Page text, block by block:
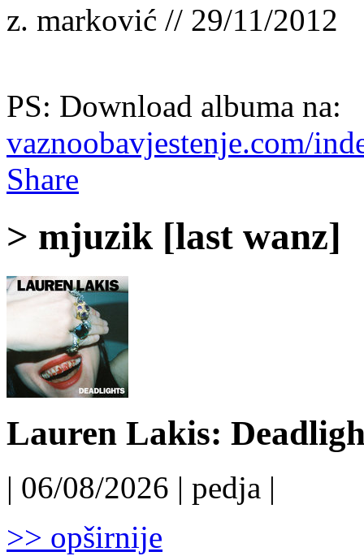
z. marković // 29/11/2012
PS: Download albuma na:
vaznoobavjestenje.com/
Share
> mjuzik [last wanz]
Lauren Lakis:
| 06/08/2026 | pedja |
>> opširnije